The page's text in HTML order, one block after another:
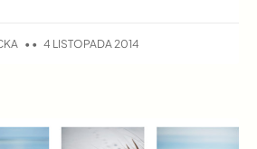
4 LISTOPADA 2014